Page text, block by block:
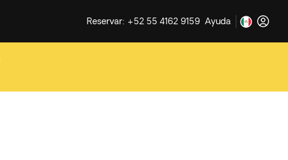
Reservar: +52 55 4162 9159 Ayuda